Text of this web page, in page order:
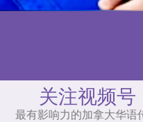
关注视频号
最有影响力的加拿大华语